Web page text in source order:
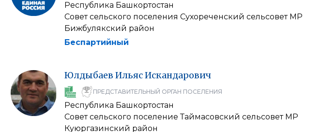
Республика Башкортостан
Совет сельского поселения Сухореченский сельсовет МР
Бижбулякский район
Беспартийный
Юлдыбаев ИльясИскандарович
ПРЕДСТАВИТЕЛЬНЫЙ ОРГАН ПОСЕЛЕНИЯ
Республика Башкортостан
Совет сельского поселение Таймасовский сельсовет МР
Куюргазинский район